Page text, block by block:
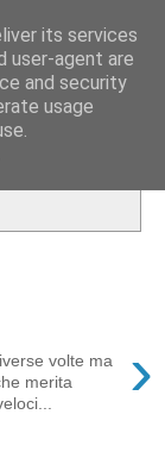
›
volte ma
merita
its services
user-agent are
and security
usage